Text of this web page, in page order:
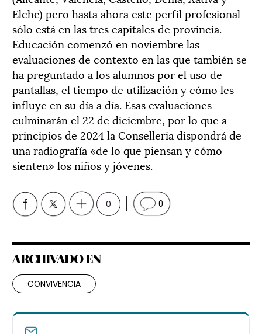
Elche) pero hasta ahora este perfil profesional
sólo está en las tres capitales de provincia.
Educación comenzó en noviembre las
evaluaciones de contexto en las que también se
ha preguntado a los alumnos por el uso de
pantallas, el tiempo de utilización y cómo les
influye en su día a día. Esas evaluaciones
culminarán el 22 de diciembre, por lo que a
principios de 2024 la Conselleria dispondrá de
una radiografía «de lo que piensan y cómo
sienten» los niños y jóvenes.
0 0
ARCHIVADO EN
CONVIVENCIA